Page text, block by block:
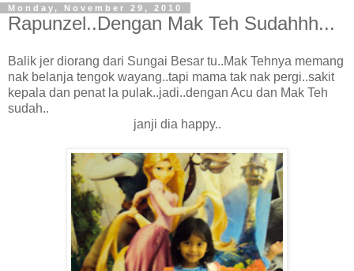
Monday, November 29, 2010
Rapunzel..Dengan Mak Teh Sudahhh...
Balik jer diorang dari Sungai Besar tu..Mak Tehnya memang
nak belanja tengok wayang..tapi mama tak nak pergi..sakit
kepala dan penat la pulak..jadi..dengan Acu dan Mak Teh
sudah..
janji dia happy..